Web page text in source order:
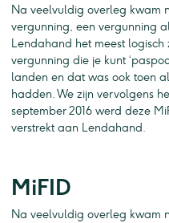
Na veelvuldig overleg kwam
vergunning, een vergunning
Lendahand het meest
vergunning die je kunt
landen en dat was ook toen
hadden. We zijn vervolgens
september 2016 werd deze
verstrekt aan Lendahand.
MiFID
Na veelvuldig overleg kwam